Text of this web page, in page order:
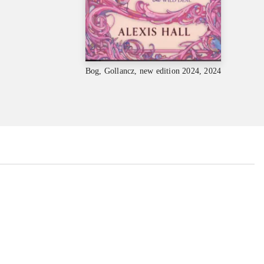
Bog, Gollancz, new edition 2024, 2024